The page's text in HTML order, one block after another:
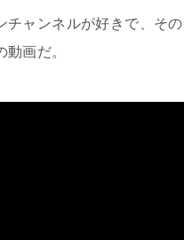
チャンネルが好きで、そ
動画だ。